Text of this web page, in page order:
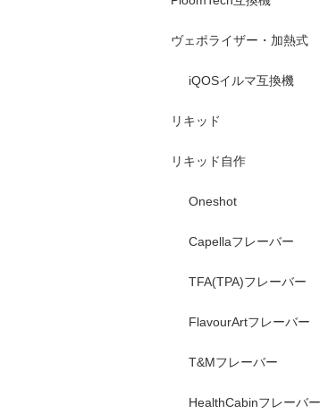
ヴェポライザー・加熱式
iQOSイルマ互換機
リキッド
リキッド自作
Oneshot
Capellaフレーバー
TFA(TPA)フレーバー
FlavourArtフレーバー
T&Mフレーバー
HealthCabinフレーバー